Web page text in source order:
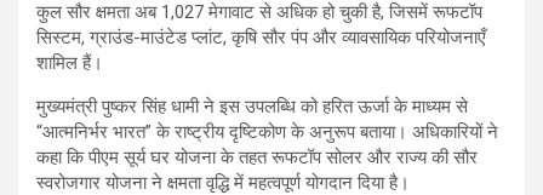
कुल सौर क्षमता अब 1,027 मेगावाट से अधिक हो चुकी है, जिसमें रूफटॉप
सिस्टम, ग्राउंड-माउंटेड प्लांट, कृषि सौर पंप और व्यावसायिक परियोजनाएँ
शामिल हैं।
मुख्यमंत्री पुष्कर सिंह धामी ने इस उपलब्धि को हरित ऊर्जा के माध्यम से
“आत्मनिर्भर भारत” के राष्ट्रीय दृष्टिकोण के अनुरूप बताया। अधिकारियों ने
कहा कि पीएम सूर्य घर योजना के तहत रूफटॉप सोलर और राज्य की सौर
स्वरोजगार योजना ने क्षमता वृद्धि में महत्वपूर्ण योगदान दिया है।